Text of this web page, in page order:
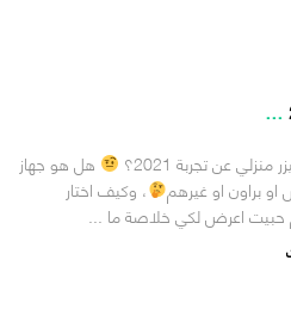
...
عن تجربة 2021؟
هل هو جهاز
براون او غيرهم
، وكيف اختار
حبيت اعرض لكي خلاصة ما ...